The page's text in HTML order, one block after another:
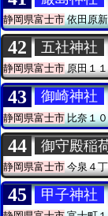
静岡県富士市依田原
42 五社神社
静岡県富士市原田１
43 御崎神社
静岡県富士市比奈１
44 御守殿稲
静岡県富士市今泉４
45 甲子神社